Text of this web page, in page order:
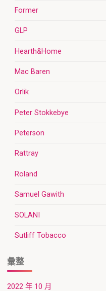
Former
GLP
Hearth&Home
Mac Baren
Orlik
Peter Stokkebye
Peterson
Rattray
Roland
Samuel Gawith
SOLANI
Sutliff Tobacco
彙整
2022 年 10 月